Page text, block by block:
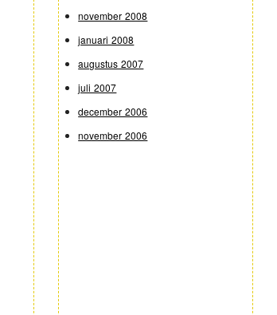
november 2008
januari 2008
augustus 2007
juli 2007
december 2006
november 2006